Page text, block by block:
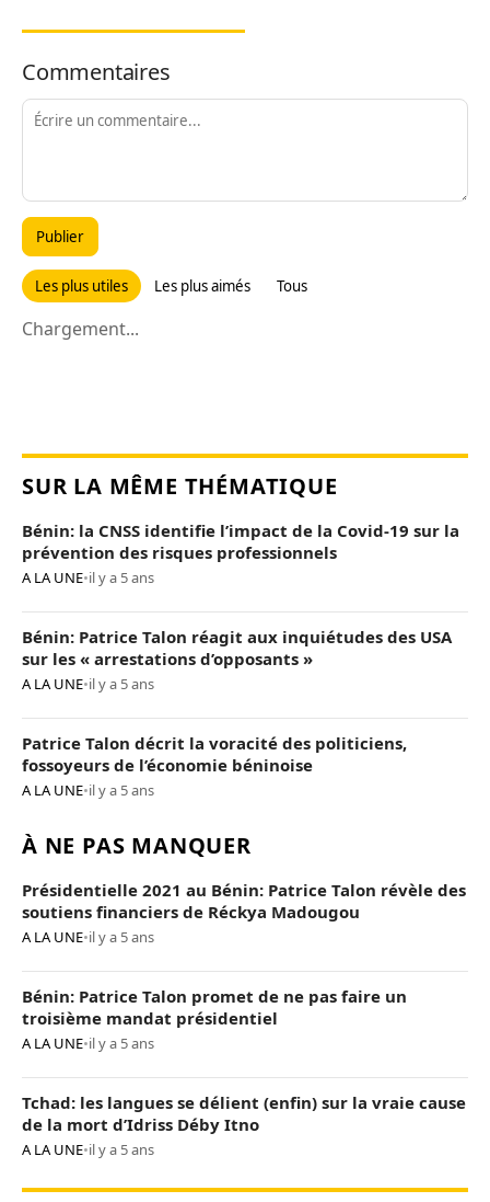
Commentaires
Publier
Les plus utiles Les plus aimés Tous
Chargement...
SUR LA MÊME THÉMATIQUE
Bénin: la CNSS identifie l’impact de la Covid-19 sur la
prévention des risques professionnels
A LA UNE•il y a 5 ans
Bénin: Patrice Talon réagit aux inquiétudes des USA
sur les « arrestations d’opposants »
A LA UNE•il y a 5 ans
Patrice Talon décrit la voracité des politiciens,
fossoyeurs de l’économie béninoise
A LA UNE•il y a 5 ans
À NE PAS MANQUER
Présidentielle 2021 au Bénin: Patrice Talon révèle des
soutiens financiers de Réckya Madougou
A LA UNE•il y a 5 ans
Bénin: Patrice Talon promet de ne pas faire un
troisième mandat présidentiel
A LA UNE•il y a 5 ans
Tchad: les langues se délient (enfin) sur la vraie cause
de la mort d’Idriss Déby Itno
A LA UNE•il y a 5 ans